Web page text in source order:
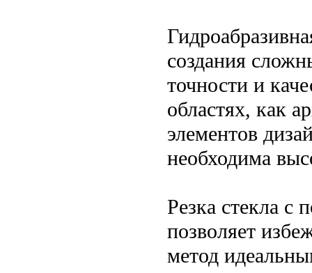
создания
точности и
областях, как
элементов
необходима
Резка стекла с
позволяет
метод